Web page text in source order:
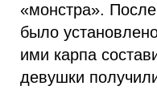
«монстра».
было
ими карпа
девушки